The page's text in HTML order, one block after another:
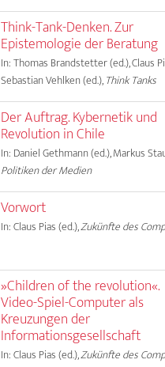
Think-Tank-Denken. Zur
Epistemologie der Beratung
In: Thomas Brandstetter (ed.), Claus
Sebastian Vehlken (ed.),Think Tanks
Der Auftrag. Kybernetik und
Revolution in Chile
In: Daniel Gethmann (ed.), Markus
Politiken der Medien
Vorwort
In: Claus Pias (ed.),Zukünfte des
»Children of the revolution«.
Video-Spiel-Computer als
Kreuzungen der
Informationsgesellschaft
In: Claus Pias (ed.),Zukünfte des